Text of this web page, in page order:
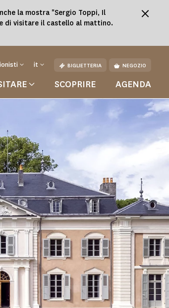
la mostra "Sergio Toppi, Il
di visitare il castello al mattino.
it BIGLIETTERIA NEGOZIO
SCOPRIRE AGENDA